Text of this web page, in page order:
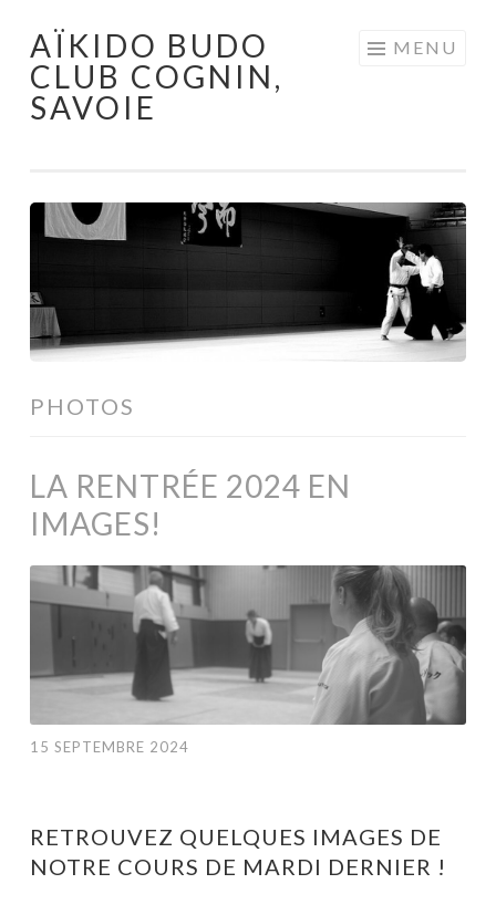
Aller au contenu principal
AÏKIDO BUDO
CLUB COGNIN,
SAVOIE
MENU
PHOTOS
LA RENTRÉE 2024 EN
IMAGES!
15 SEPTEMBRE 2024
RETROUVEZ QUELQUES IMAGES DE
NOTRE COURS DE MARDI DERNIER !